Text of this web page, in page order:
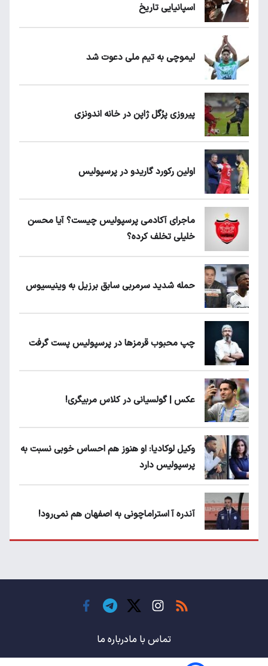
اسپانیایی تاریخ
لیموچی به تیم ملی دعوت شد
پیروزی پرُگل ژاپن در خانه اندونزی
اولین رکورد گاریدو در پرسپولیس
ماجرای آکادمی پرسپولیس چیست؟ آیا محسن
خلیلی تخلف کرده؟
حمله شدید سرمربی سابق برزیل به وینیسیوس
چپ محبوب قرمزها در پرسپولیس پست گرفت
عکس | گولسیانی در کلاس مربیگری!
وکیل لوکادیا: او هنوز هم احساس خوبی نسبت به
پرسپولیس دارد
آندره آ استراماچونی به اصفهان هم نمی‌رود!
حسن روی هوا!
باشگاه های جهان
تماس با مادرباره ما